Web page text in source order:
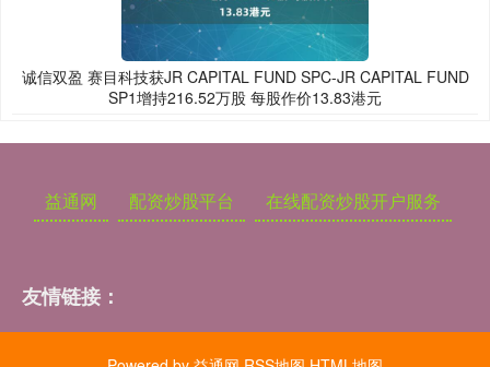
诚信双盈 赛目科技获JR CAPITAL FUND SPC-JR CAPITAL FUND
SP1增持216.52万股 每股作价13.83港元
益通网 配资炒股平台 在线配资炒股开户服务
友情链接：